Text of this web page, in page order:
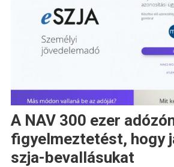
A NAV 300 ezer
figyelmeztetést, hogy
szja-bevallásukat